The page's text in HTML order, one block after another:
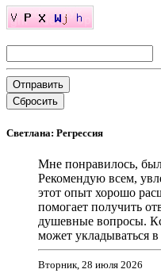
Отправить
Сбросить
Светлана: Регрессия
Мне понравилось,
Рекомендую всем,
этот опыт хорошо
помогает получить
душевные вопросы.
может укладываться
Вторник, 28 июля 2026